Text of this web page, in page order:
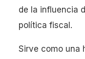
de la influencia
política fiscal.
Sirve como una